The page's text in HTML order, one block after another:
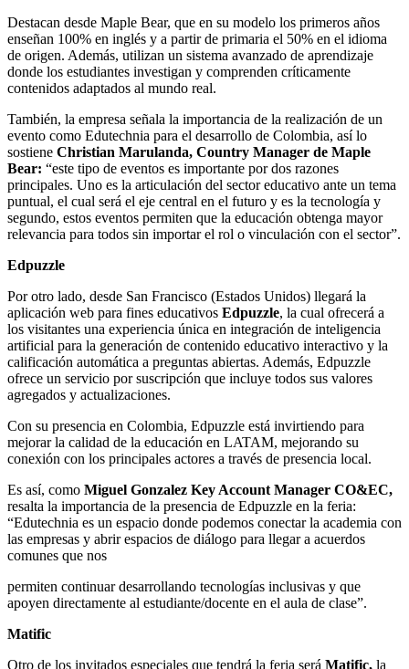
Destacan desde Maple Bear, que en su modelo los primeros años
enseñan 100% en inglés y a partir de primaria el 50% en el idioma
de origen. Además, utilizan un sistema avanzado de aprendizaje
donde los estudiantes investigan y comprenden críticamente
contenidos adaptados al mundo real.
También, la empresa señala la importancia de la realización de un
evento como Edutechnia para el desarrollo de Colombia, así lo
sostiene Christian Marulanda, Country Manager de Maple
Bear: “este tipo de eventos es importante por dos razones
principales. Uno es la articulación del sector educativo ante un tema
puntual, el cual será el eje central en el futuro y es la tecnología y
segundo, estos eventos permiten que la educación obtenga mayor
relevancia para todos sin importar el rol o vinculación con el sector”.
Edpuzzle
Por otro lado, desde San Francisco (Estados Unidos) llegará la
aplicación web para fines educativos Edpuzzle, la cual ofrecerá a
los visitantes una experiencia única en integración de inteligencia
artificial para la generación de contenido educativo interactivo y la
calificación automática a preguntas abiertas. Además, Edpuzzle
ofrece un servicio por suscripción que incluye todos sus valores
agregados y actualizaciones.
Con su presencia en Colombia, Edpuzzle está invirtiendo para
mejorar la calidad de la educación en LATAM, mejorando su
conexión con los principales actores a través de presencia local.
Es así, como Miguel Gonzalez Key Account Manager CO&EC,
resalta la importancia de la presencia de Edpuzzle en la feria:
“Edutechnia es un espacio donde podemos conectar la academia con
las empresas y abrir espacios de diálogo para llegar a acuerdos
comunes que nos
permiten continuar desarrollando tecnologías inclusivas y que
apoyen directamente al estudiante/docente en el aula de clase”.
Matific
Otro de los invitados especiales que tendrá la feria será Matific, la